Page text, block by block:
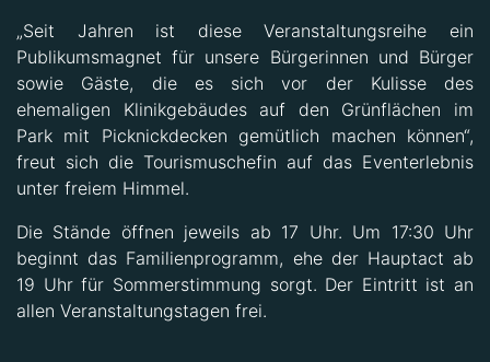
„Seit Jahren ist diese Veranstaltungsreihe ein
Publikumsmagnet für unsere Bürgerinnen und Bürger
sowie Gäste, die es sich vor der Kulisse des
ehemaligen Klinikgebäudes auf den Grünflächen im
Park mit Picknickdecken gemütlich machen können“,
freut sich die Tourismuschefin auf das Eventerlebnis
unter freiem Himmel.
Die Stände öffnen jeweils ab 17 Uhr. Um 17:30 Uhr
beginnt das Familienprogramm, ehe der Hauptact ab
19 Uhr für Sommerstimmung sorgt. Der Eintritt ist an
allen Veranstaltungstagen frei.